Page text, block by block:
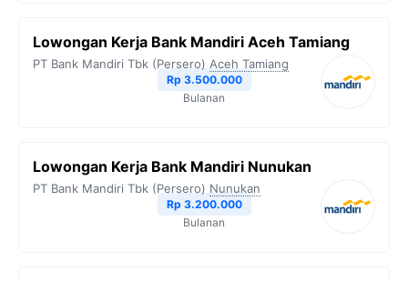
Lowongan Kerja Bank Mandiri Aceh Tamiang
PT Bank Mandiri Tbk (Persero) Aceh Tamiang
Rp 3.500.000
Bulanan
Lowongan Kerja Bank Mandiri Nunukan
PT Bank Mandiri Tbk (Persero) Nunukan
Rp 3.200.000
Bulanan